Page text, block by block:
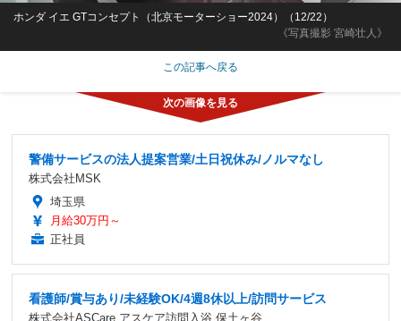
《写真撮影 宮崎壮人》
ホンダ イエ GTコンセプト（北京モーターショー2024）（12/22）
この記事へ戻る
警備サービスの法人提案営業/土日祝休み/ノルマなし
株式会社MSK
埼玉県
月給30万円～
正社員
看護師/賞与あり/未経験OK/4週8休以上/訪問サービス
株式会社ASCare アスケア訪問入浴 保土ヶ谷